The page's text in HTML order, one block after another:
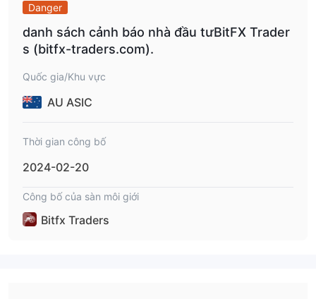
Danger
danh sách cảnh báo nhà đầu tưBitFX Trader
s (bitfx-traders.com).
Quốc gia/Khu vực
AU ASIC
Thời gian công bố
2024-02-20
Công bố của sàn môi giới
Bitfx Traders